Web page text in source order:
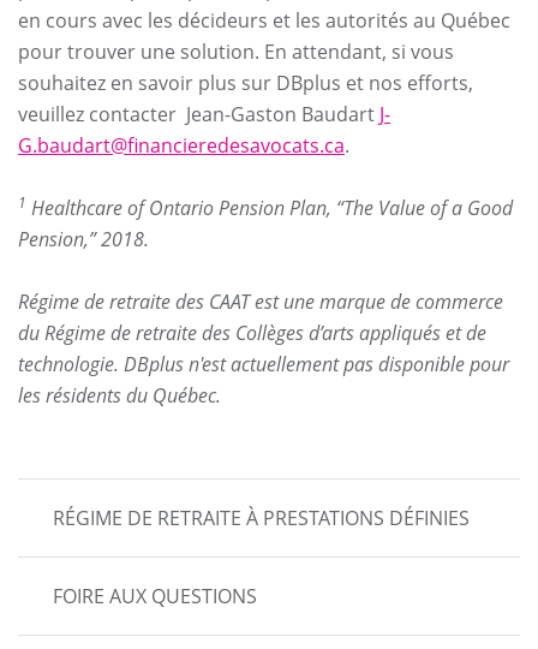
en cours avec les décideurs et les autorités au Québec
pour trouver une solution. En attendant, si vous
souhaitez en savoir plus sur DBplus et nos efforts,
veuillez contacter Jean-Gaston Baudart J-
G.baudart@financieredesavocats.ca.
1 Healthcare of Ontario Pension Plan, “The Value of a Good
Pension,” 2018.
Régime de retraite des CAAT est une marque de commerce
du Régime de retraite des Collèges d’arts appliqués et de
technologie. DBplus n'est actuellement pas disponible pour
les résidents du Québec.
MAIN
NAVIGATION
RÉGIME DE RETRAITE À PRESTATIONS DÉFINIES
FOIRE AUX QUESTIONS